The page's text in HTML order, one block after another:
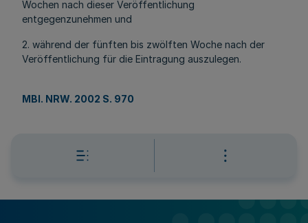
Wochen nach dieser Veröffentlichung
entgegenzunehmen und
2. während der fünften bis zwölften Woche nach der
Veröffentlichung für die Eintragung auszulegen.
MBl. NRW. 2002 S. 970